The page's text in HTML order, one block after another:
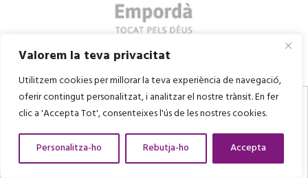
Valorem la teva privacitat
Utilitzem cookies per millorar la teva experiència de navegació,
oferir contingut personalitzat, i analitzar el nostre trànsit. En fer
clic a 'Accepta Tot', consenteixes l'ús de les nostres cookies.
Personalitza-ho Rebutja-ho Accepta